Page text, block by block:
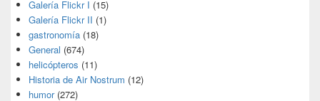
Galería Flickr I (15)
Galería Flickr II (1)
gastronomía (18)
General (674)
helicópteros (11)
Historia de Air Nostrum (12)
humor(272)